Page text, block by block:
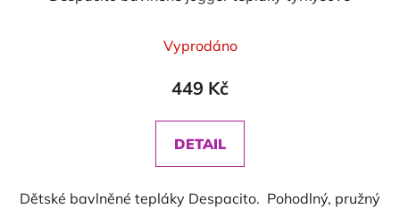
Vyprodáno
449 Kč
DETAIL
Dětské bavlněné tepláky Despacito. Pohodlný, pružný